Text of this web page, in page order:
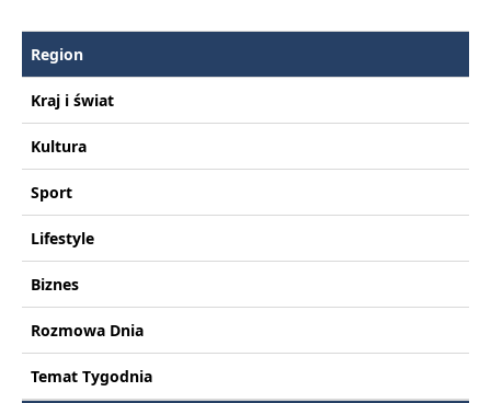
Region
Kraj i świat
Kultura
Sport
Lifestyle
Biznes
Rozmowa Dnia
Temat Tygodnia